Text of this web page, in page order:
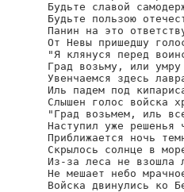
Будьте славой
Будьте пользою
Панин на это
От Невы пришедшу
"Я клянуся перед
Град возьму, или
Увенчаемся здесь
Иль падем под
Слышен голос войска
"Град возьмем, иль
Наступил уже решенья
Приближается ночь
Скрылось солнце в
Из-за леса не взошла
Не мешает небо
Войска двинулись ко